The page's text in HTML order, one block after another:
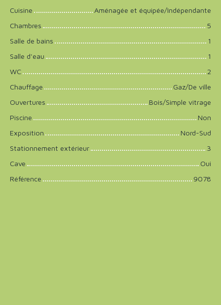
Cuisine
Aménagée et équipée/Indépendante
Chambres
5
Salle de bains
1
Salle d'eau
1
WC
2
Chauffage
Gaz/De ville
Ouvertures
Bois/Simple vitrage
Piscine
Non
Exposition
Nord-Sud
Stationnement extérieur
3
Cave
Oui
Référence
9078